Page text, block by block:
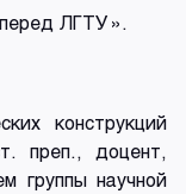
ЛГТУ».
конструкций
преп., доцент,
группы научной